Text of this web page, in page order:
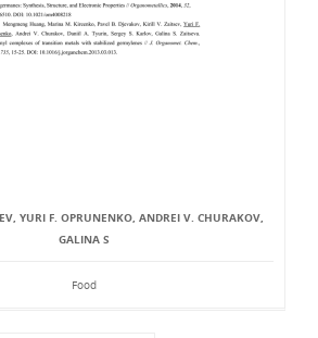
YURI F. OPRUNENKO, ANDREI V. CHURAKOV,
GALINA S
Food